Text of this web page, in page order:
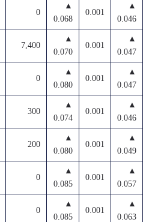
0
▲
0.068
0.001
▲
0.046
7,400
▲
0.070
0.001
▲
0.047
0
▲
0.080
0.001
▲
0.047
300
▲
0.074
0.001
▲
0.046
200
▲
0.080
0.001
▲
0.049
0
▲
0.085
0.001
▲
0.057
0
▲
0.085
0.001
▲
0.063